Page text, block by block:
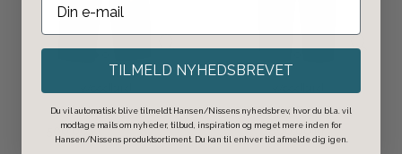
Yuto aged jeans
500,00 kr 900,00 kr
WBleroy Raw Blue
800,00 kr
TILMELD NYHEDSBREVET
Du vil automatisk blive tilmeldt Hansen/Nissens nyhedsbrev, hvor du bl.a. vil
modtage mails om nyheder, tilbud, inspiration og meget mere inden for
Hansen/Nissens produktsortiment. Du kan til enhver tid afmelde dig igen.